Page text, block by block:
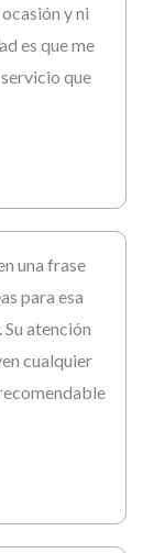
y ni
es que me
que
una frase
para esa
atención
cualquier